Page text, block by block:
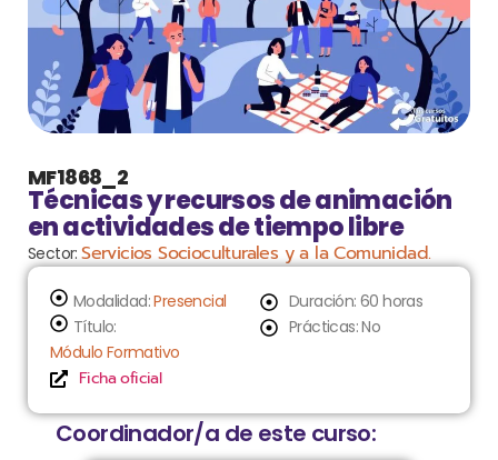
MF1868_2
Técnicas y recursos de animación
en actividades de tiempo libre
Sector:Servicios Socioculturales y a la Comunidad.
Modalidad:Presencial
Título:
Módulo Formativo
Ficha oficial
Duración: 60 horas
Prácticas: No
Coordinador/a de este curso: